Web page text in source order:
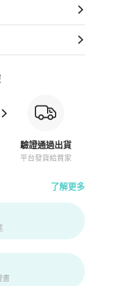
驗證通過出貨
平台發貨給買家
了解更多
程介紹
書